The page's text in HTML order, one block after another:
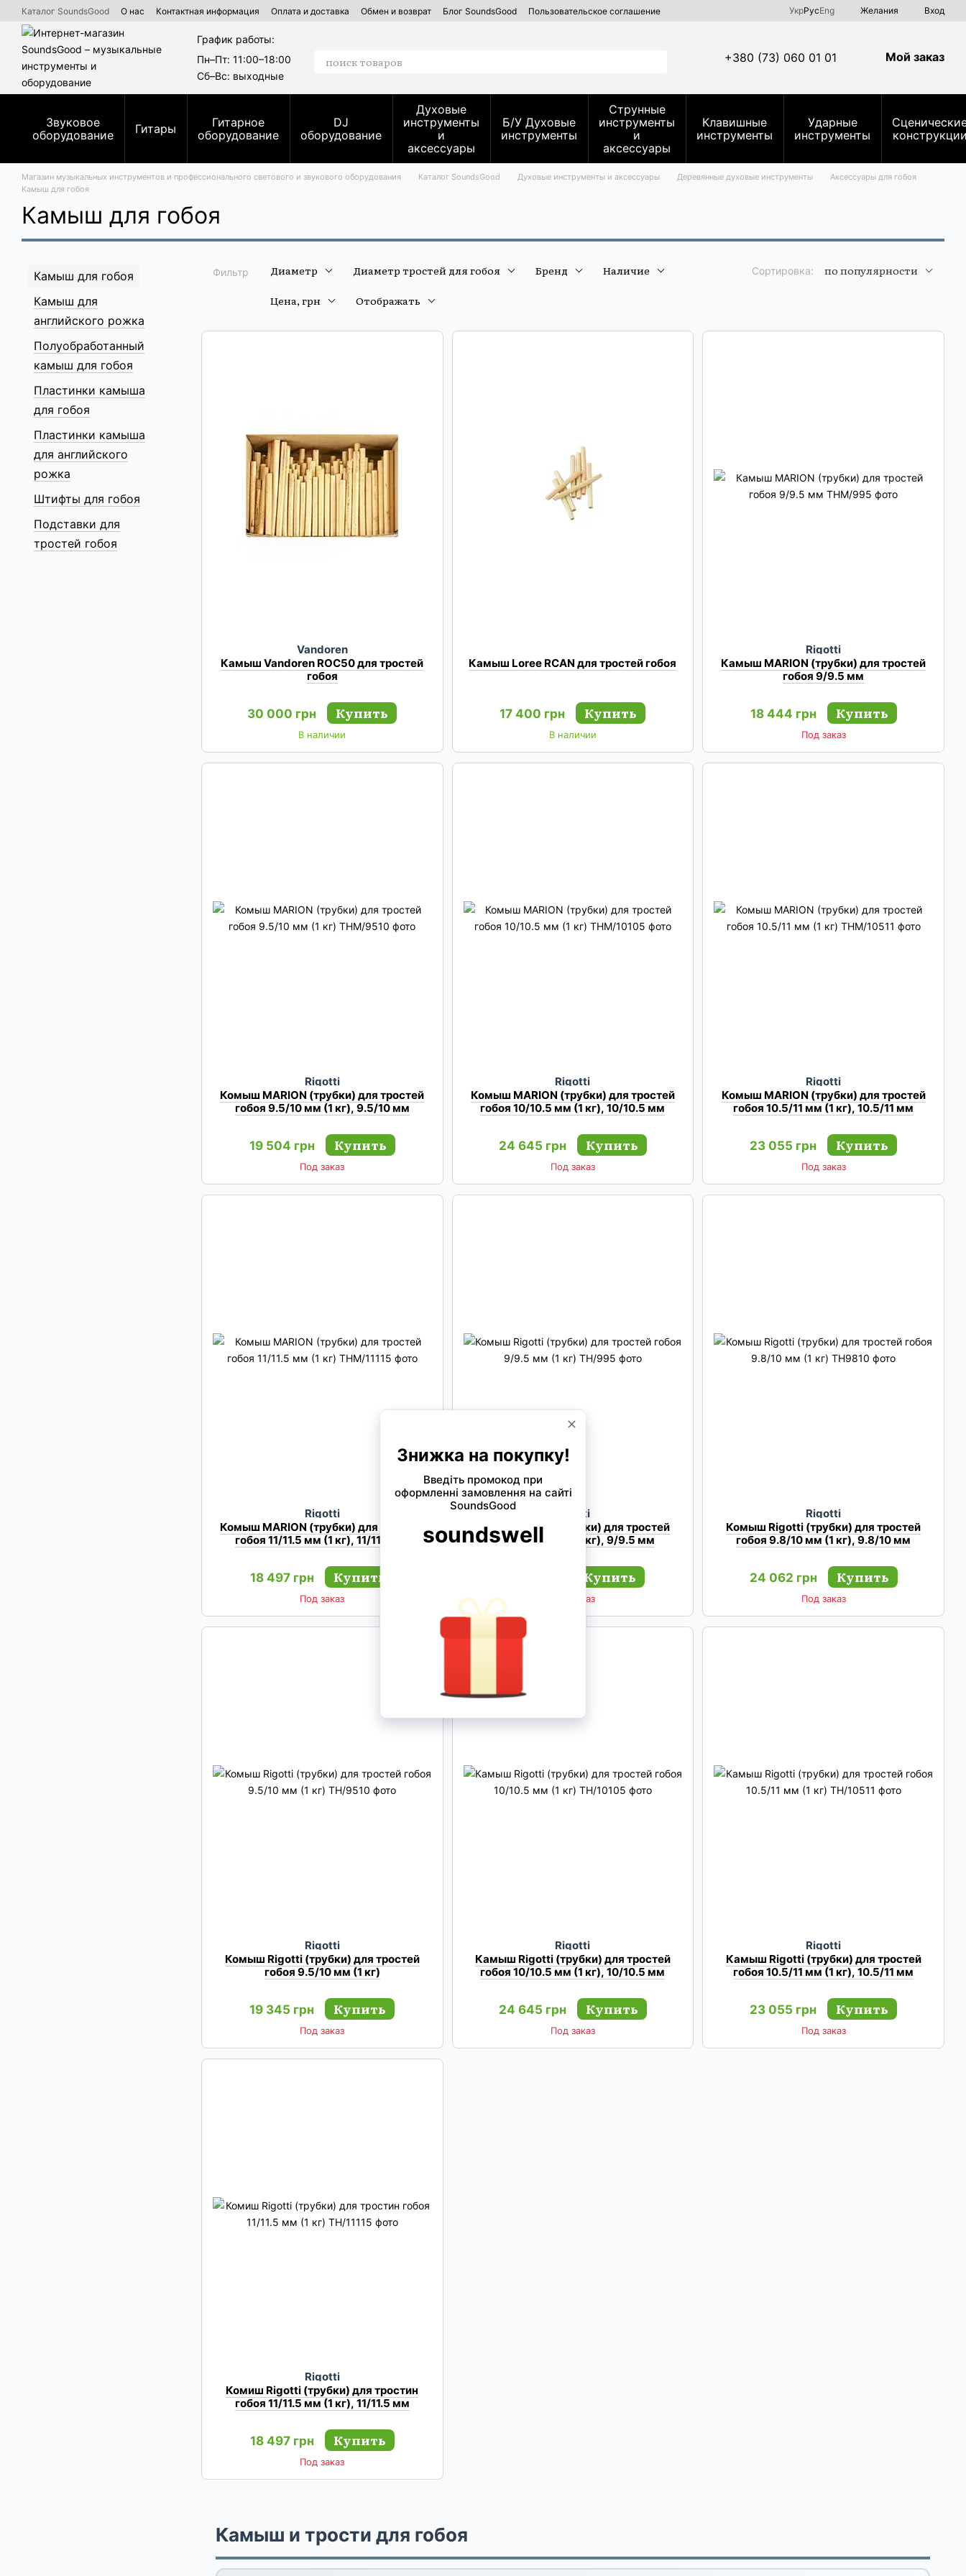
Перейти к основному контенту
Каталог SoundsGood О нас Контактная информация Оплата и доставка Обмен и возврат Блог SoundsGood
Пользовательское соглашение
УкрРусEng Желания Вход
График работы:
Пн–Пт: 11:00–18:00
Сб–Вс: выходные
+380 (73) 060 01 01 Мой заказ
Звуковое
оборудование
Гитары
Гитарное
оборудование
DJ
оборудование
Духовые
инструменты
и
аксессуары
Б/У Духовые
инструменты
Струнные
инструменты
и
аксессуары
Клавишные
инструменты
Ударные
инструменты
Магазин музыкальных инструментов и профессионального светового и звукового оборудования Каталог SoundsGood Духовые инструменты и аксессуары Деревянные духовые инструменты
Аксессуары для гобоя
Камыш для гобоя
Камыш для гобоя
Фильтр Диаметр Диаметр тростей для гобоя Бренд Наличие
Цена, грн Отображать
Сортировка: по популярности
Камыш и трости для гобоя
Vandoren
Камыш Vandoren ROC50 для тростей
гобоя
30 000 грн Купить
В наличии
Камыш Loree RCAN для тростей гобоя
17 400 грн Купить
В наличии
Rigotti
Камыш MARION (трубки) для тростей
гобоя 9/9.5 мм
18 444 грн Купить
Под заказ
Rigotti
Комыш MARION (трубки) для тростей
гобоя 9.5/10 мм (1 кг), 9.5/10 мм
19 504 грн Купить
Под заказ
Rigotti
Комыш MARION (трубки) для тростей
гобоя 10/10.5 мм (1 кг), 10/10.5 мм
24 645 грн Купить
Под заказ
Rigotti
Комыш MARION (трубки) для тростей
гобоя 10.5/11 мм (1 кг), 10.5/11 мм
23 055 грн Купить
Под заказ
Rigotti
Комыш MARION (трубки) для тростей
гобоя 11/11.5 мм (1 кг), 11/11.5 мм
18 497 грн Купить
Под заказ
Rigotti
Комыш Rigotti (трубки) для тростей
гобоя 9/9.5 мм (1 кг), 9/9.5 мм
Купить
Под заказ
Rigotti
Комыш Rigotti (трубки) для тростей
гобоя 9.8/10 мм (1 кг), 9.8/10 мм
24 062 грн Купить
Под заказ
Rigotti
Комыш Rigotti (трубки) для тростей
гобоя 9.5/10 мм (1 кг)
19 345 грн Купить
Под заказ
Rigotti
Камыш Rigotti (трубки) для тростей
гобоя 10/10.5 мм (1 кг), 10/10.5 мм
24 645 грн Купить
Под заказ
Rigotti
Камыш Rigotti (трубки) для тростей
гобоя 10.5/11 мм (1 кг), 10.5/11 мм
23 055 грн Купить
Под заказ
Rigotti
Комиш Rigotti (трубки) для тростин
гобоя 11/11.5 мм (1 кг), 11/11.5 мм
18 497 грн Купить
Под заказ
Камыш для гобоя
Камыш для
английского рожка
Полуобработанный
камыш для гобоя
Пластинки камыша
для гобоя
Пластинки камыша
для английского
рожка
Штифты для гобоя
Подставки для
тростей гобоя